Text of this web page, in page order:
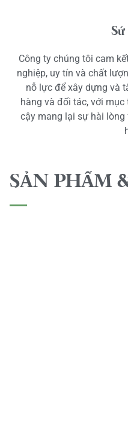
Công ty chúng tôi cam
nghiệp, uy tín và chất
nỗ lực để xây dựng và
hàng và đối tác, với
cậy mang lại sự hài
SẢN PHẨM